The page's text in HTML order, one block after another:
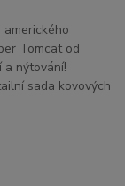
Tomcat od
a nýtování!
sada kovových